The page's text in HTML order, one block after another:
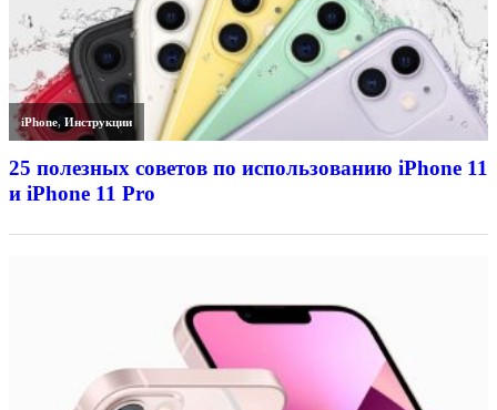
iPhone,Инструкции
25 полезных советов по использованию iPhone 11
и iPhone 11 Pro